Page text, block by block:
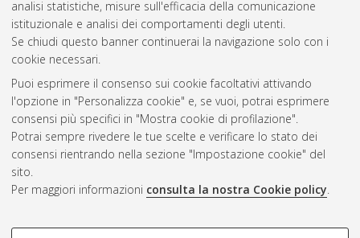
analisi statistiche, misure sull'efficacia della comunicazione
istituzionale e analisi dei comportamenti degli utenti.
Se chiudi questo banner continuerai la navigazione solo con i
cookie necessari.
Puoi esprimere il consenso sui cookie facoltativi attivando
l'opzione in "Personalizza cookie" e, se vuoi, potrai esprimere
consensi più specifici in "Mostra cookie di profilazione".
Potrai sempre rivedere le tue scelte e verificare lo stato dei
consensi rientrando nella sezione "Impostazione cookie" del
sito.
Per maggiori informazioni consulta la nostra Cookie policy.
COOKIE DI PROFILAZIONE -
Atom
Rss 1.0
Rss 2.0
ISSN: 2038-7946
Impostazioni Cookie